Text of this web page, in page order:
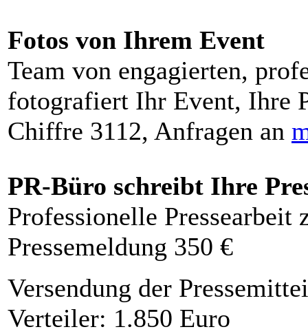
Fotos von Ihrem Event
Team von engagierten,
fotografiert Ihr Event, Ihre
Chiffre 3112, Anfragen an
PR-Büro schreibt Ihre
Professionelle Pressearbeit
Pressemeldung 350 €
Versendung der
Verteiler: 1.850 Euro